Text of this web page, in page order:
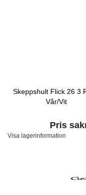
Skeppshult Flick 26 3
Vår/Vit
Pris
Visa lagerinformation